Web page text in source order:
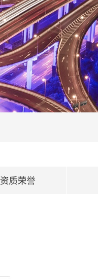
资质荣誉